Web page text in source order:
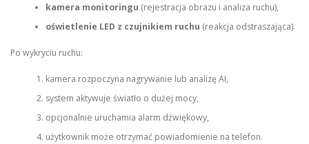
kamera monitoringu (rejestracja obrazu i analiza ruchu),
oświetlenie LED z czujnikiem ruchu (reakcja odstraszająca).
Po wykryciu ruchu:
kamera rozpoczyna nagrywanie lub analizę AI,
system aktywuje światło o dużej mocy,
opcjonalnie uruchamia alarm dźwiękowy,
użytkownik może otrzymać powiadomienie na telefon.